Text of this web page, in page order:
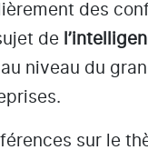
des
de
au niveau du
sur le